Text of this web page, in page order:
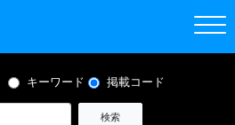
キーワード 掲載コード